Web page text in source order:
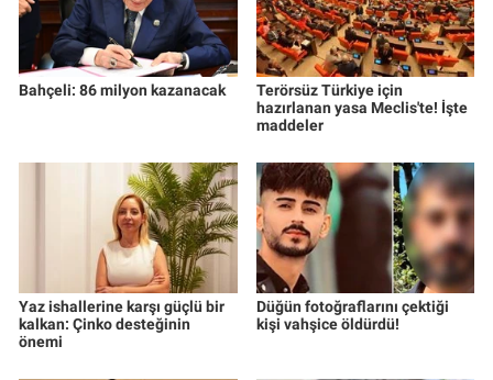
Bahçeli: 86 milyon kazanacak
Terörsüz Türkiye için
hazırlanan yasa Meclis'te! İşte
maddeler
Yaz ishallerine karşı güçlü bir
kalkan: Çinko desteğinin
önemi
Düğün fotoğraflarını çektiği
kişi vahşice öldürdü!